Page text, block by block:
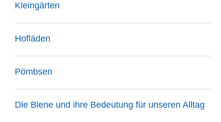
Kleingärten
Hofläden
Pömbsen
Die Biene und ihre Bedeutung für unseren Alltag